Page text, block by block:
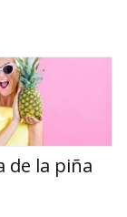
de la piña